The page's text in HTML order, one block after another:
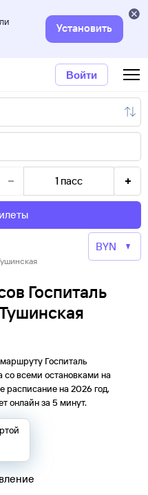
Установить
Войти
1 пасс
Госпиталь
Госпиталь
всеми остановками на
расписание на 2026 год,
онлайн за 5 минут.